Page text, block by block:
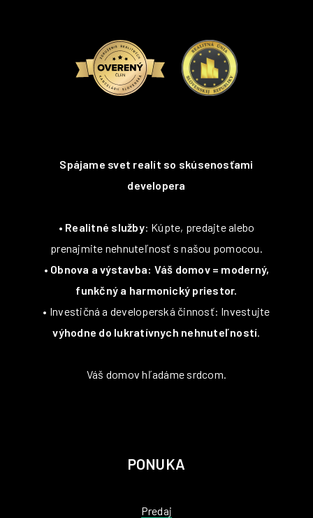
Spájame svet realít so skúsenosťami
developera
• Realitné služby: Kúpte, predajte alebo
prenajmite nehnuteľnosť s našou pomocou.
• Obnova a výstavba: Váš domov = moderný,
funkčný a harmonický priestor.
• Investičná a developerská činnosť: Investujte
výhodne do lukratívnych nehnuteľností.
Váš domov hľadáme srdcom.
PONUKA
Predaj